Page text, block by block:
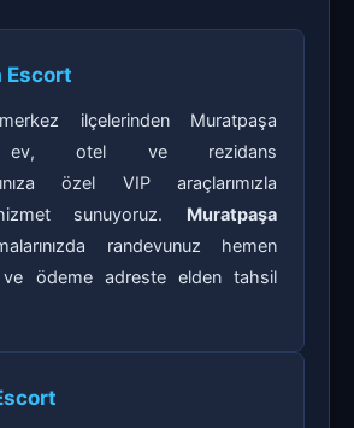
Escort
ilçelerinden Muratpaşa
ev, otel ve rezidans
özel VIP araçlarımızla
sunuyoruz. Muratpaşa
randevunuz hemen
ve ödeme adreste elden tahsil